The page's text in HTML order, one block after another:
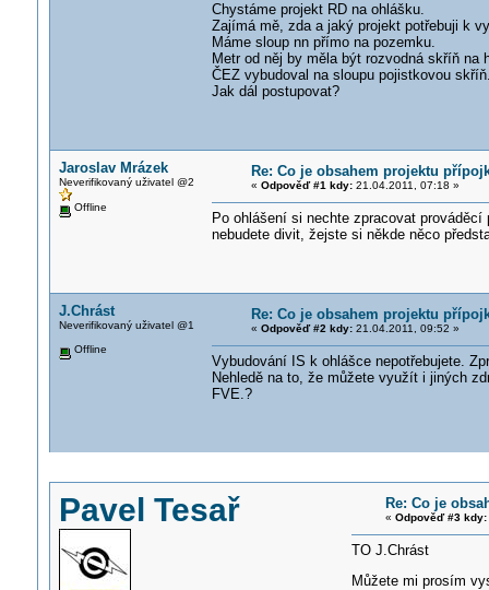
Chystáme projekt RD na ohlášku.
Zajímá mě, zda a jaký projekt potřebuji k
Máme sloup nn přímo na pozemku.
Metr od něj by měla být rozvodná skříň na
ČEZ vybudoval na sloupu pojistkovou
Jak dál postupovat?
Jaroslav Mrázek
Neverifikovaný uživatel @2
Offline
Re: Co je obsahem projektu
« Odpověď #1 kdy:21.04.2011, 07:18 »
Po ohlášení si nechte zpracovat
nebudete divit, žejste si někde něco
J.Chrást
Neverifikovaný uživatel @1
Offline
Re: Co je obsahem projektu
« Odpověď #2 kdy:21.04.2011, 09:52 »
Vybudování IS k ohlášce nepotřebujete.
Nehledě na to, že můžete využít i jiných
FVE.?
Pavel Tesař Re: Co je
« Odpověď #3 kdy:
TO J.Chrást
Můžete mi prosím